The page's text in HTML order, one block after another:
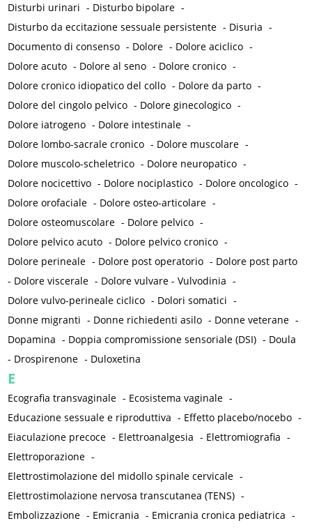
Disturbi urinari - Disturbo bipolare -
Disturbo da eccitazione sessuale persistente - Disuria -
Documento di consenso - Dolore - Dolore aciclico -
Dolore acuto - Dolore al seno - Dolore cronico -
Dolore cronico idiopatico del collo - Dolore da parto -
Dolore del cingolo pelvico - Dolore ginecologico -
Dolore iatrogeno - Dolore intestinale -
Dolore lombo-sacrale cronico - Dolore muscolare -
Dolore muscolo-scheletrico - Dolore neuropatico -
Dolore nocicettivo - Dolore nociplastico - Dolore oncologico -
Dolore orofaciale - Dolore osteo-articolare -
Dolore osteomuscolare - Dolore pelvico -
Dolore pelvico acuto - Dolore pelvico cronico -
Dolore perineale - Dolore post operatorio - Dolore post parto
- Dolore viscerale - Dolore vulvare - Vulvodinia -
Dolore vulvo-perineale ciclico - Dolori somatici -
Donne migranti - Donne richiedenti asilo - Donne veterane -
Dopamina - Doppia compromissione sensoriale (DSI) - Doula
- Drospirenone - Duloxetina
E
Ecografia transvaginale - Ecosistema vaginale -
Educazione sessuale e riproduttiva - Effetto placebo/nocebo -
Eiaculazione precoce - Elettroanalgesia - Elettromiografia -
Elettroporazione -
Elettrostimolazione del midollo spinale cervicale -
Elettrostimolazione nervosa transcutanea (TENS) -
Embolizzazione - Emicrania - Emicrania cronica pediatrica -